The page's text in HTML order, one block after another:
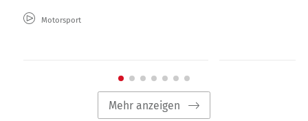
Motorsport
Mehr anzeigen